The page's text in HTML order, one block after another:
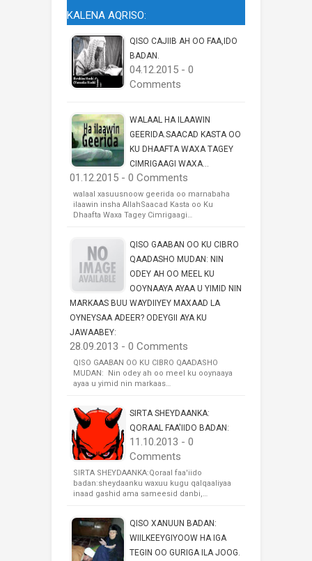
KALENA AQRISO:
QISO CAJIIB AH OO FAA,IDO
BADAN.
04.12.2015 - 0
Comments
WALAAL HA ILAAWIN
GEERIDA.SAACAD KASTA OO
KU DHAAFTA WAXA TAGEY
CIMRIGAAGI WAXA...
01.12.2015 - 0 Comments
walaal xasuusnoow geerida oo marnabaha
ilaawin insha AllahSaacad Kasta oo Ku
Dhaafta Waxa Tagey Cimrigaagi…
QISO GAABAN OO KU CIBRO
QAADASHO MUDAN: NIN
ODEY AH OO MEEL KU
OOYNAAYA AYAA U YIMID NIN
MARKAAS BUU WAYDIIYEY MAXAAD LA
OYNEYSAA ADEER? ODEYGII AYA KU
JAWAABEY:
28.09.2013 - 0 Comments
QISO GAABAN OO KU CIBRO QAADASHO
MUDAN: Nin odey ah oo meel ku ooynaaya
ayaa u yimid nin markaas…
SIRTA SHEYDAANKA:
QORAAL FAA'IIDO BADAN:
11.10.2013 - 0
Comments
SIRTA SHEYDAANKA:Qoraal faa'iido
badan:sheydaanku waxuu kugu qalqaaliyaa
inaad gashid ama sameesid danbi,…
QISO XANUUN BADAN:
WIILKEEYGIYOOW HA IGA
TEGIN OO GURIGA ILA JOOG.